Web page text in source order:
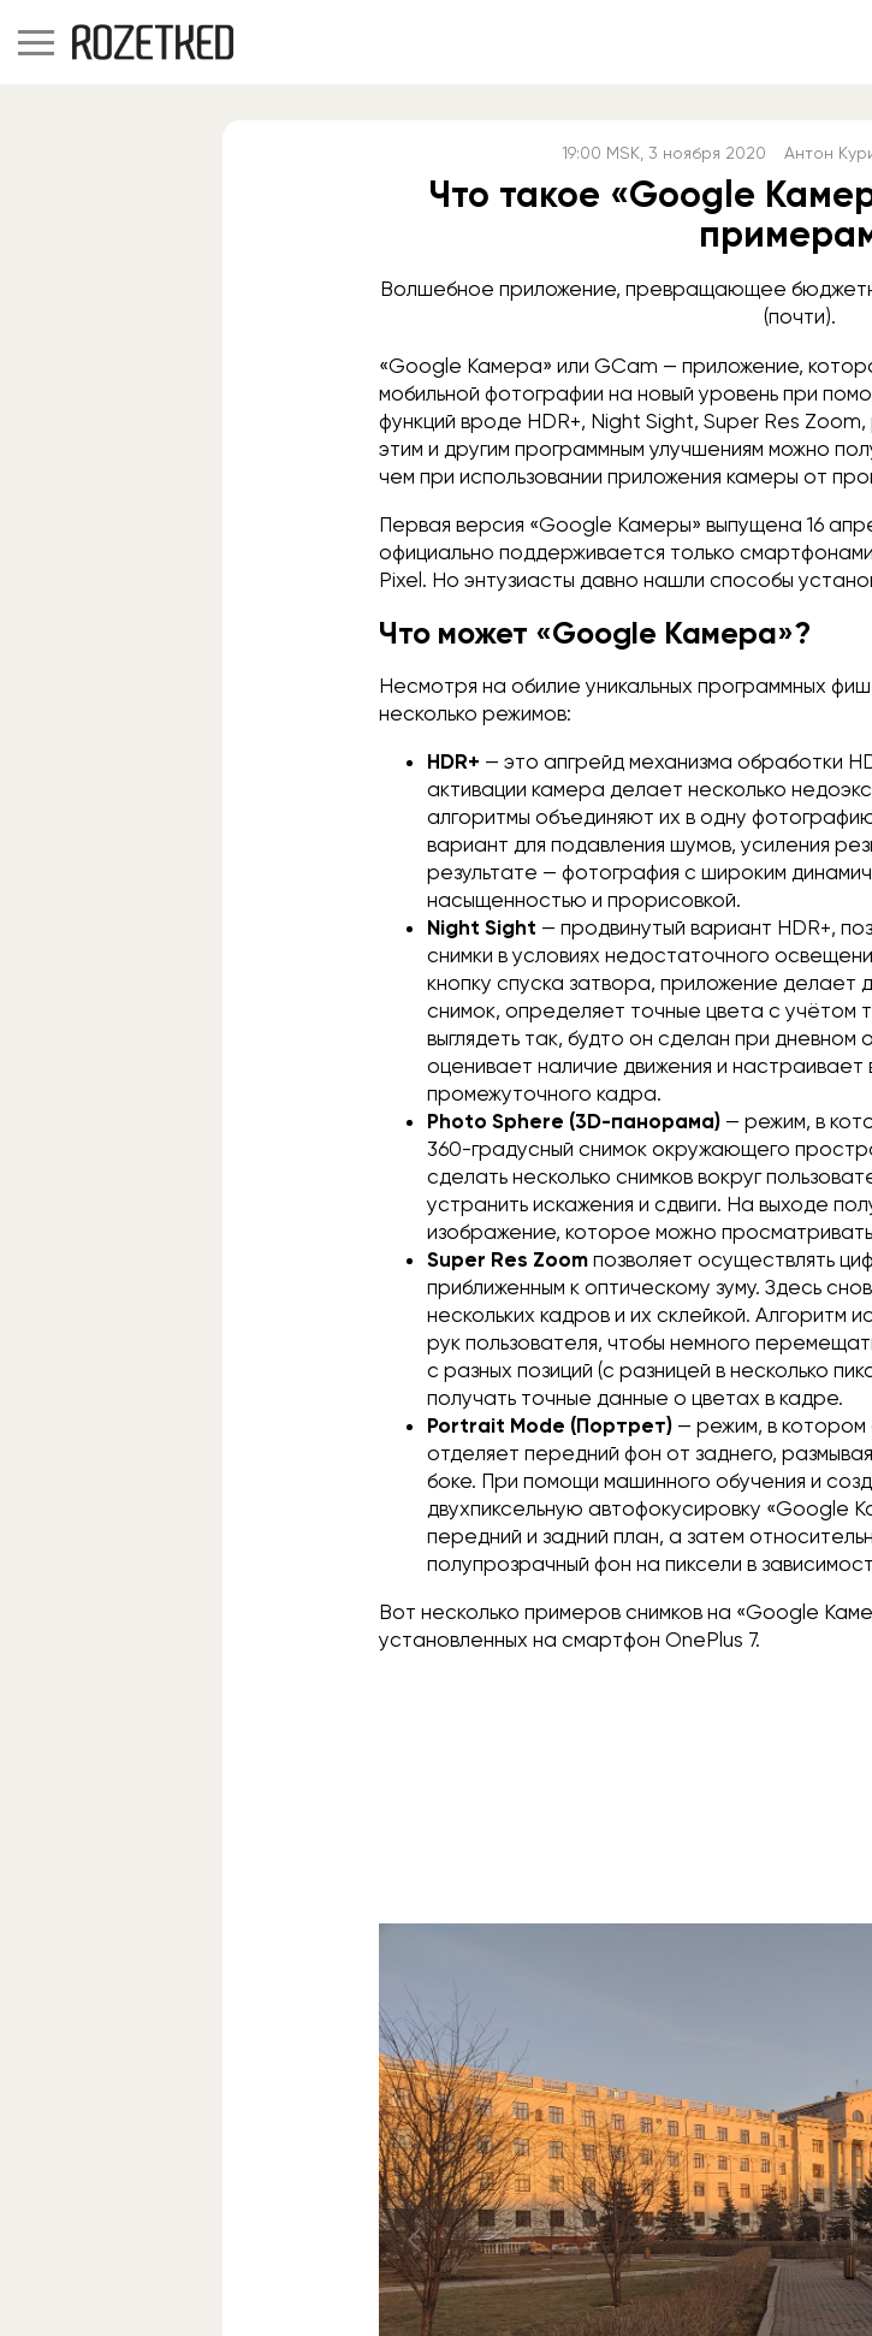
19:00 MSK, 3 ноября 2020 Антон
Что такое «Google
Волшебное приложение, превращающее
(почти).
«Google Камера» или GCam — приложение,
мобильной фотографии на новый уровень при
функций вроде HDR+, Night Sight, Super Res
этим и другим программным улучшениям можно
чем при использовании приложения камеры от
Первая версия «Google Камеры» выпущена 16
официально поддерживается только
Pixel. Но энтузиасты давно нашли способы
Что может «Google Камера»?
Несмотря на обилие уникальных программных
несколько режимов:
HDR+ — это апгрейд механизма обработки
активации камера делает несколько
алгоритмы объединяют их в одну
вариант для подавления шумов, усиления
результате — фотография с широким
насыщенностью и прорисовкой.
Night Sight — продвинутый вариант HDR+,
снимки в условиях недостаточного
кнопку спуска затвора, приложение делает
снимок, определяет точные цвета с учётом
выглядеть так, будто он сделан при
оценивает наличие движения и настраивает
промежуточного кадра.
Photo Sphere (3D-панорама) — режим, в
360-градусный снимок окружающего
сделать несколько снимков вокруг
устранить искажения и сдвиги. На выходе
изображение, которое можно
Super Res Zoomпозволяет осуществлять
приближенным к оптическому зуму. Здесь
нескольких кадров и их склейкой. Алгоритм
рук пользователя, чтобы немного
с разных позиций (с разницей в несколько
получать точные данные о цветах в кадре.
Portrait Mode (Портрет) — режим, в котором
отделяет передний фон от заднего,
боке. При помощи машинного обучения и
двухпиксельную автофокусировку «Google
передний и задний план, а затем
полупрозрачный фон на пиксели в
Вот несколько примеров снимков на «Google
установленных на смартфон OnePlus 7.